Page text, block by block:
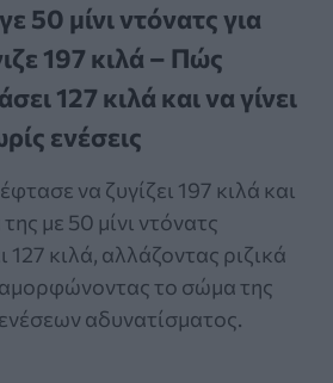
50 μίνι ντόνατς για
197 κιλά – Πώς
127 κιλά και να γίνει
ενέσεις
να ζυγίζει 197 κιλά και
με 50 μίνι ντόνατς
κιλά, αλλάζοντας ριζικά
το σώμα της
αδυνατίσματος.